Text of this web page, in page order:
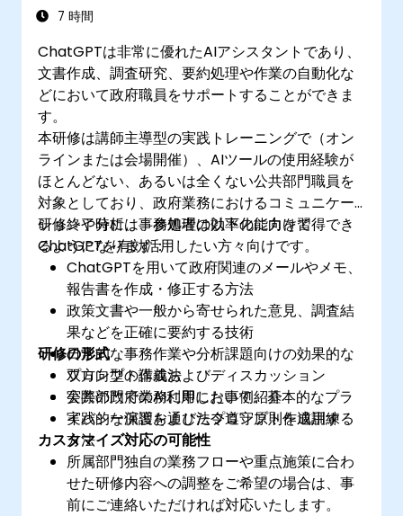
7 時間
ChatGPTは非常に優れたAIアシスタントであり、
文書作成、調査研究、要約処理や作業の自動化な
どにおいて政府職員をサポートすることができま
す。
本研修は講師主導型の実践トレーニングで（オン
ラインまたは会場開催）、AIツールの使用経験が
ほとんどない、あるいは全くない公共部門職員を
対象としており、政府業務におけるコミュニケー
ションや分析、事務処理の効率化に向けて
ChatGPTを有効活用したい方々向けです。
研修終了時には、参加者は以下の能力を習得でき
るようになります：
ChatGPTを用いて政府関連のメールやメモ、
報告書を作成・修正する方法
政策文書や一般から寄せられた意見、調査結
果などを正確に要約する技術
日常的な事務作業や分析課題向けの効果的な
プロンプト作成法
公共部門でのAI利用において、基本的なプラ
イバシー保護および法令遵守原則を適用する
方法
研修の形式
双方向型の講義およびディスカッション
実際の政府業務に即した事例紹介
実践的な演習を通じたプロンプト作成訓練
カスタマイズ対応の可能性
所属部門独自の業務フローや重点施策に合わ
せた研修内容への調整をご希望の場合は、事
前にご連絡いただければ対応いたします。